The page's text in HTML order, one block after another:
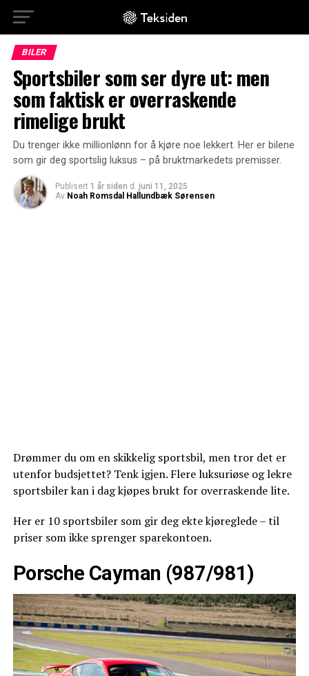
BILER
Sportsbiler som ser dyre ut: men
som faktisk er overraskende
rimelige brukt
Du trenger ikke millionlønn for å kjøre noe lekkert. Her er bilene
som gir deg sportslig luksus – på bruktmarkedets premisser.
Publisert 1 år siden d. juni 11, 2025
Av Noah Romsdal Hallundbæk Sørensen
Drømmer du om en skikkelig sportsbil, men tror det er
utenfor budsjettet? Tenk igjen. Flere luksuriøse og lekre
sportsbiler kan i dag kjøpes brukt for overraskende lite.
Her er 10 sportsbiler som gir deg ekte kjøreglede – til
priser som ikke sprenger sparekontoen.
Porsche Cayman (987/981)